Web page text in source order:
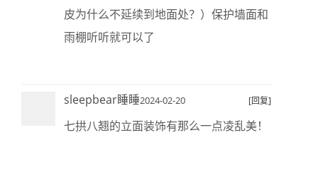
皮为什么不延续到地面处？）保护墙面和
雨棚听听就可以了
sleepbear睡睡2024-02-20 [回复]
七拱八翘的立面装饰有那么一点凌乱美！